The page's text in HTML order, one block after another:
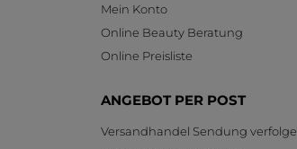
Mein Konto
Online Beauty Beratung
Online Preisliste
ANGEBOT PER POST
Versandhandel Sendung